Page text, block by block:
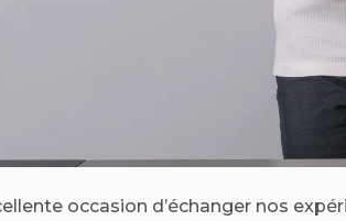
occasion d’échanger nos